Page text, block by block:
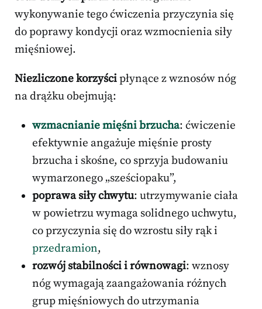
wykonywanie tego ćwiczenia przyczynia się
do poprawy kondycji oraz wzmocnienia siły
mięśniowej.
Niezliczone korzyścipłynące z wznosów nóg
na drążku obejmują:
wzmacnianie mięśni brzucha: ćwiczenie
efektywnie angażuje mięśnie prosty
brzucha i skośne, co sprzyja budowaniu
wymarzonego „sześciopaku”,
poprawa siły chwytu: utrzymywanie ciała
w powietrzu wymaga solidnego uchwytu,
co przyczynia się do wzrostu siły rąk i
przedramion,
rozwój stabilności i równowagi: wznosy
nóg wymagają zaangażowania różnych
grup mięśniowych do utrzymania